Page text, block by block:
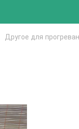
Другое для